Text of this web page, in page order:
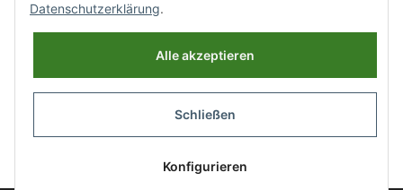
Gesetzliche Informationen
Widerrufsbutton
* Alle Preise inkl. gesetzlicher USt., zzgl.Versand
Datenschutzerklärung.
Alle akzeptieren
Schließen
Konfigurieren